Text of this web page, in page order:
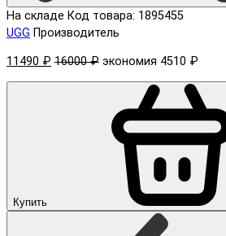
На складе Код товара: 1895455
UGG Производитель
11490 ₽ 16000 ₽ экономия 4510 ₽
Купить